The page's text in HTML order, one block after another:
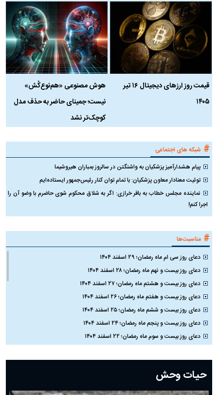
قیمت روز ارز‌های دیجیتال ۱۶ تیر
۱۴۰۵
هوش مصنوعی «هم‌نوع‌کُش»
نیست؛ جمینای حاضر به حذف مدل
کوچک‌تر نشد
# شبکه های اجتماعی
پیام هشدارآمیز پزشکیان به واشنگتن در سالروز بمباران هیروشیما
توئیت معنادار معاون پزشکیان: با تمام توان کنار رئیس‌جمهور ایستاده‌ایم
نماینده مجلس خطاب به باقر خرازی: اگر به شلاق محکوم شوی حاضرم با وضو آن را
اجرا کنم!
# مناسبت‌ها
دعای روز سی ام ماه رمضان؛ ۲۹ اسفند ۱۴۰۴
دعای روز بیست و نهم ماه رمضان؛ ۲۸ اسفند ۱۴۰۴
دعای روز بیست و هشتم ماه رمضان؛ ۲۷ اسفند ۱۴۰۴
دعای روز بیست و هفتم ماه رمضان؛ ۲۶ اسفند ۱۴۰۴
دعای روز بیست و ششم ماه رمضان؛ ۲۵ اسفند ۱۴۰۴
دعای روز بیست و پنجم ماه رمضان؛ ۲۴ اسفند ۱۴۰۴
دعای روز بیست و سوم ماه رمضان؛ ۲۲ اسفند ۱۴۰۴
دعای روز بیستم ماه رمضان؛ ۱۹ اسفند ۱۴۰۴
دعای روز هشتم ماه مبارک رمضان؛ ۷ اسفند ماه ۱۴۰۴
دعای روز هفتم ماه رمضان؛ ۶ اسفند ۱۴۰۴
حیات وحش